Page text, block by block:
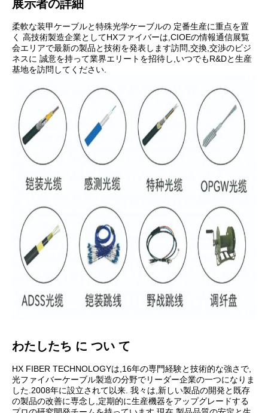
展示者の詳細
柔軟な装甲ケーブルと特殊光学ケーブルの 定番生産に重点を置
く 高技術製造企業としてHXファイバーは,CIOEの情報通信展覧
会エリアで最新の製品と技術を発表します訪問,交換,交渉のビジ
ネスに 誠意を持って業界エリートを招待し,いつでもR&Dと生産
基地を訪問してください.
わたしたち に つい て
HX FIBER TECHNOLOGYは,16年の専門経験と技術的な強さで,
光ファイバーケーブル製造の分野でリーダー企業の一つになりま
した.2008年に設立されて以来. 我々は,新しい製品の開発と既存
の製品の改善に専念し,定期的に生産機器をアップグレードする